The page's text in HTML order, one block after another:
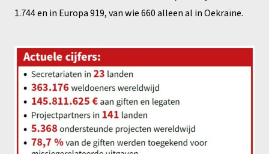
1.744 en in Europa 919, van wie 660 alleen al in Oekraïne.